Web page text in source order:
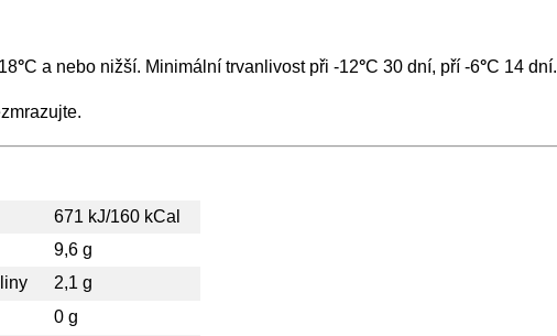
°C a nebo nižší. Minimální trvanlivost při -12°C 30 dní, pří -6°C 14 dní.
671 kJ/160 kCal
9,6 g
2,1 g
0 g